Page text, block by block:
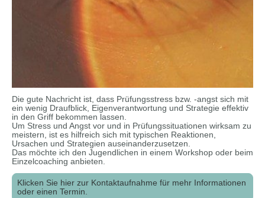
Klicken Sie hier zur Kontaktaufnahme für mehr Informationen
oder einen Termin.
Die gute Nachricht ist, dass Prüfungsstress bzw. -angst sich mit
ein wenig Draufblick, Eigenverantwortung und Strategie effektiv
in den Griff bekommen lassen.
Um Stress und Angst vor und in Prüfungssituationen wirksam zu
meistern, ist es hilfreich sich mit typischen Reaktionen,
Ursachen und Strategien auseinanderzusetzen.
Das möchte ich den Jugendlichen in einem Workshop oder beim
Einzelcoaching anbieten.